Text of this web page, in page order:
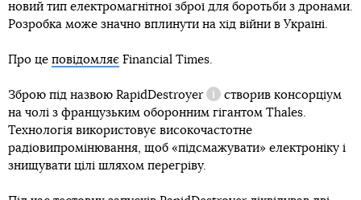
новий тип електромагнітної зброї для боротьби з дронами.
Розробка може значно вплинути на хід війни в Україні.
Про це повідомляє Financial Times.
Зброю під назвою RapidDestroyer
Довідка
створив консорціум
на чолі з французьким оборонним гігантом Thales.
Технологія використовує високочастотне
радіовипромінювання, щоб «підсмажувати» електроніку і
знищувати цілі шляхом перегріву.